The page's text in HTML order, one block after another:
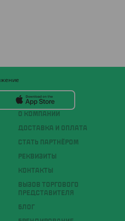
О КОМПАНИИ
ДОСТАВКА И ОПЛАТА
СТАТЬ ПАРТНЁРОМ
РЕКВИЗИТЫ
КОНТАКТЫ
ВЫЗОВ ТОРГОВОГО
ПРЕДСТАВИТЕЛЯ
БЛОГ